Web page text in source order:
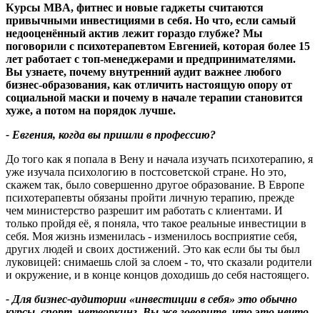
Курсы MBA, фитнес и новые гаджеты считаются
привычными инвестициями в себя. Но что, если самый
недооценённый актив лежит гораздо глубже? Мы
поговорили с психотерапевтом Евгенией, которая более 15
лет работает с топ‑менеджерами и предпринимателями.
Вы узнаете, почему внутренний аудит важнее любого
бизнес‑образования, как отличить настоящую опору от
социальной маски и почему в начале терапии становится
хуже, а потом на порядок лучше.
- Евгения, когда вы пришли в профессию?
До того как я попала в Вену и начала изучать психотерапию, я
уже изучала психологию в постсоветской стране. Но это,
скажем так, было совершенно другое образование. В Европе
психотерапевты обязаны пройти личную терапию, прежде
чем министерство разрешит им работать с клиентами. И
только пройдя её, я поняла, что такое реальные инвестиции в
себя. Моя жизнь изменилась - изменилось восприятие себя,
других людей и своих достижений. Это как если бы ты был
луковицей: снимаешь слой за слоем - то, что сказали родители
и окружение, и в конце концов доходишь до себя настоящего.
- Для бизнес-аудитории «инвестиции в себя» это обычно